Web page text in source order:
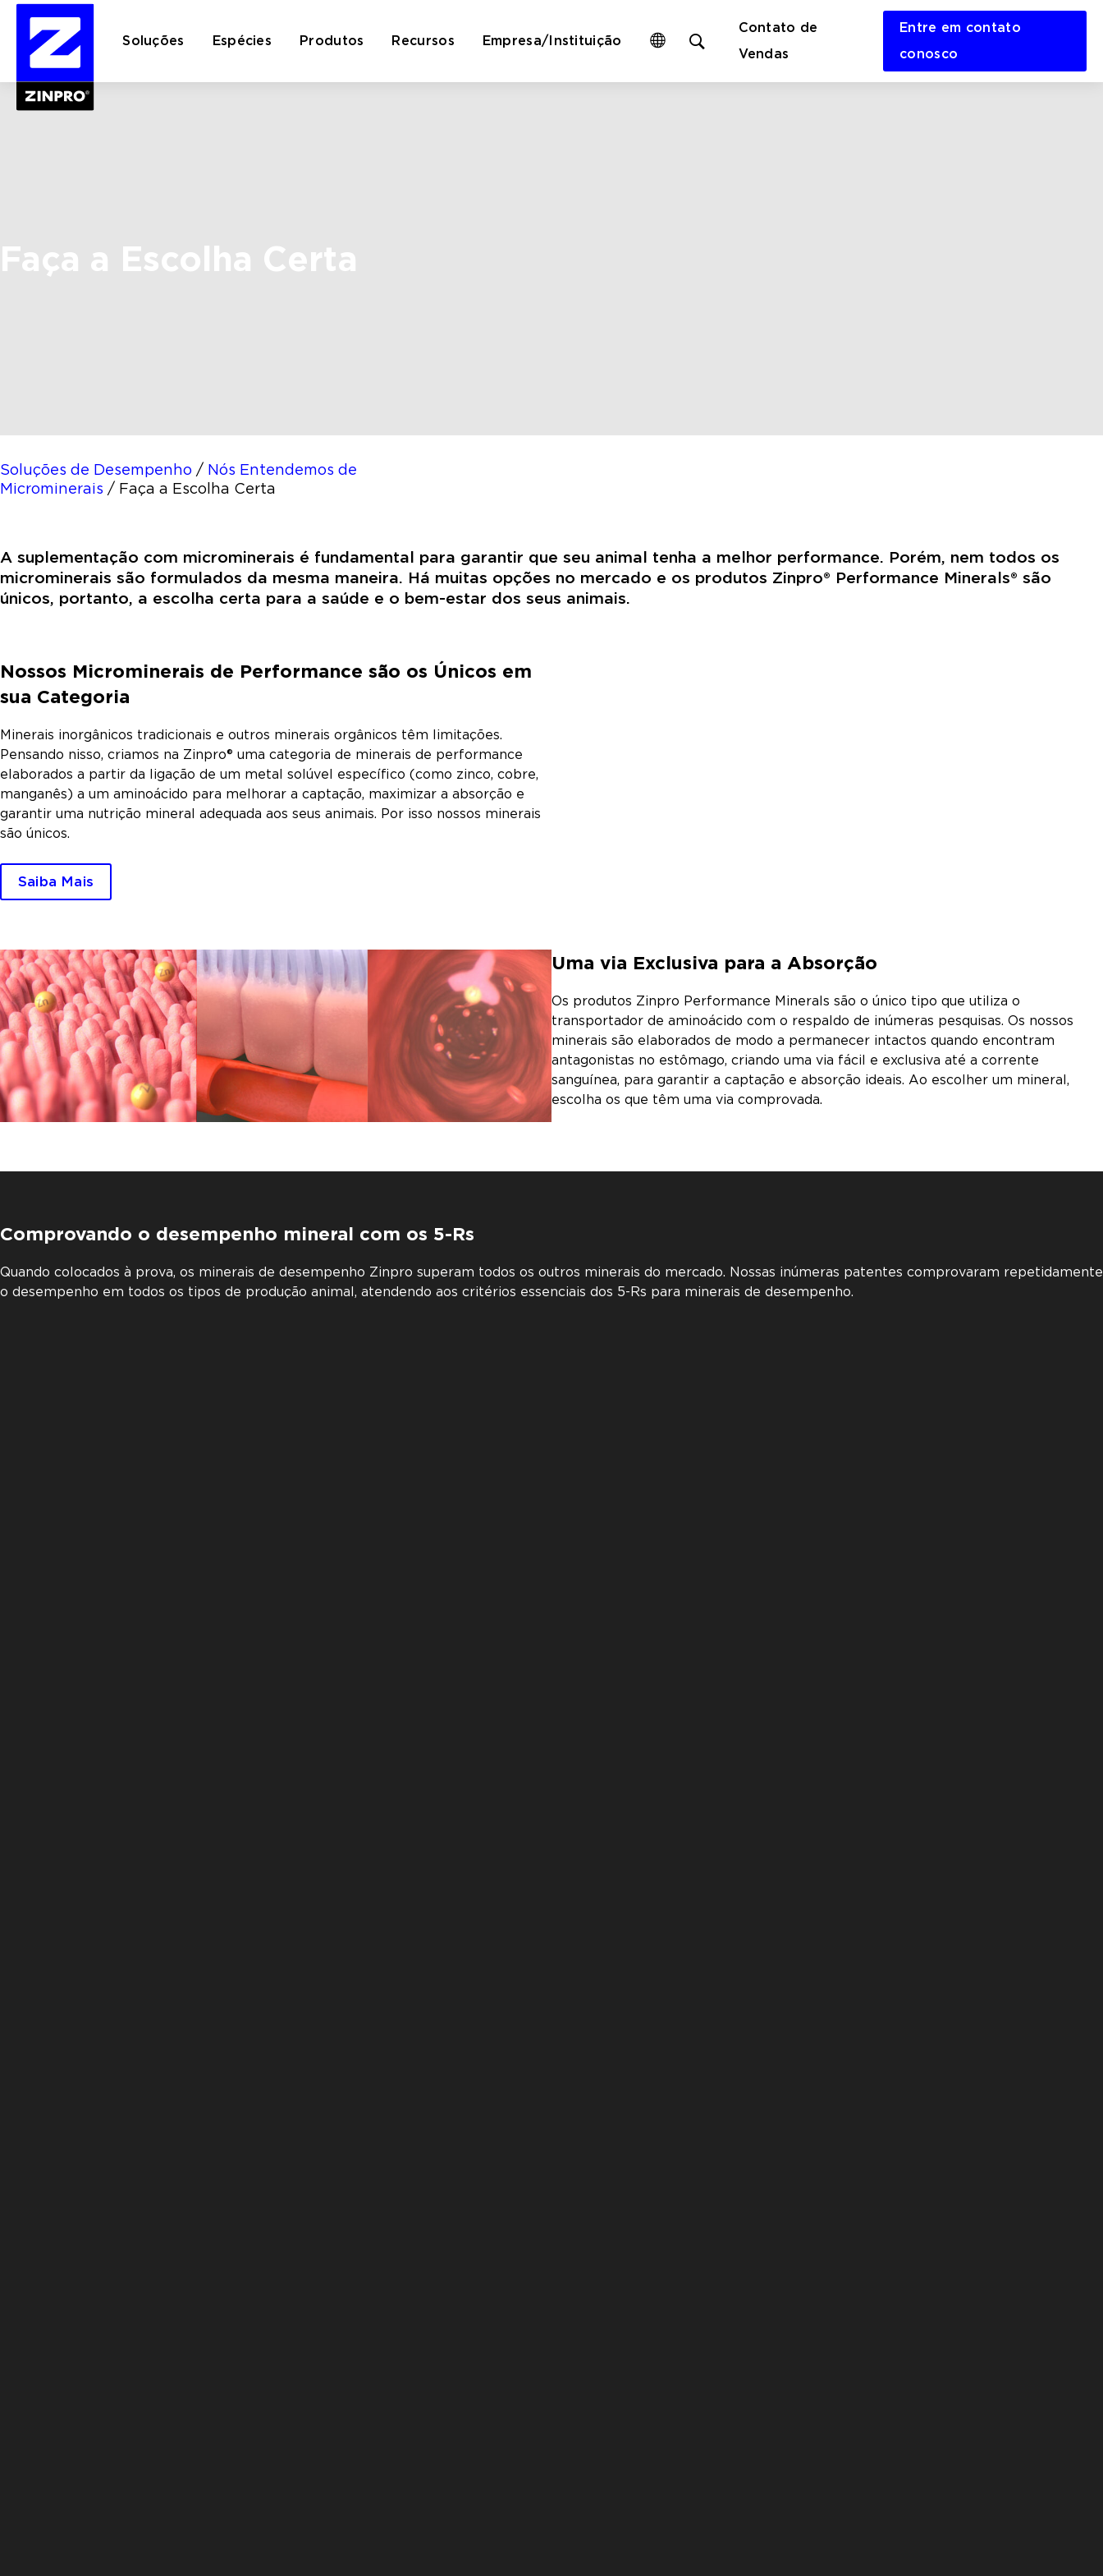
Soluções Espécies Produtos Recursos Empresa/Instituição
search
Contato de
Vendas
Entre em contato
conosco
Faça a Escolha Certa
Soluções de Desempenho / Nós Entendemos de
Microminerais / Faça a Escolha Certa
A suplementação com microminerais é fundamental para garantir que seu animal tenha a melhor performance. Porém, nem todos os
microminerais são formulados da mesma maneira. Há muitas opções no mercado e os produtos Zinpro® Performance Minerals® são
únicos, portanto, a escolha certa para a saúde e o bem-estar dos seus animais.
Nossos Microminerais de Performance são os Únicos em
sua Categoria
Minerais inorgânicos tradicionais e outros minerais orgânicos têm limitações.
Pensando nisso, criamos na Zinpro® uma categoria de minerais de performance
elaborados a partir da ligação de um metal solúvel específico (como zinco, cobre,
manganês) a um aminoácido para melhorar a captação, maximizar a absorção e
garantir uma nutrição mineral adequada aos seus animais. Por isso nossos minerais
são únicos.
Saiba Mais
Uma via Exclusiva para a Absorção
Os produtos Zinpro Performance Minerals são o único tipo que utiliza o
transportador de aminoácido com o respaldo de inúmeras pesquisas. Os nossos
minerais são elaborados de modo a permanecer intactos quando encontram
antagonistas no estômago, criando uma via fácil e exclusiva até a corrente
sanguínea, para garantir a captação e absorção ideais. Ao escolher um mineral,
escolha os que têm uma via comprovada.
Comprovando o desempenho mineral com os 5-Rs
Quando colocados à prova, os minerais de desempenho Zinpro superam todos os outros minerais do mercado. Nossas inúmeras patentes comprovaram repetidamente
o desempenho em todos os tipos de produção animal, atendendo aos critérios essenciais dos 5-Rs para minerais de desempenho.